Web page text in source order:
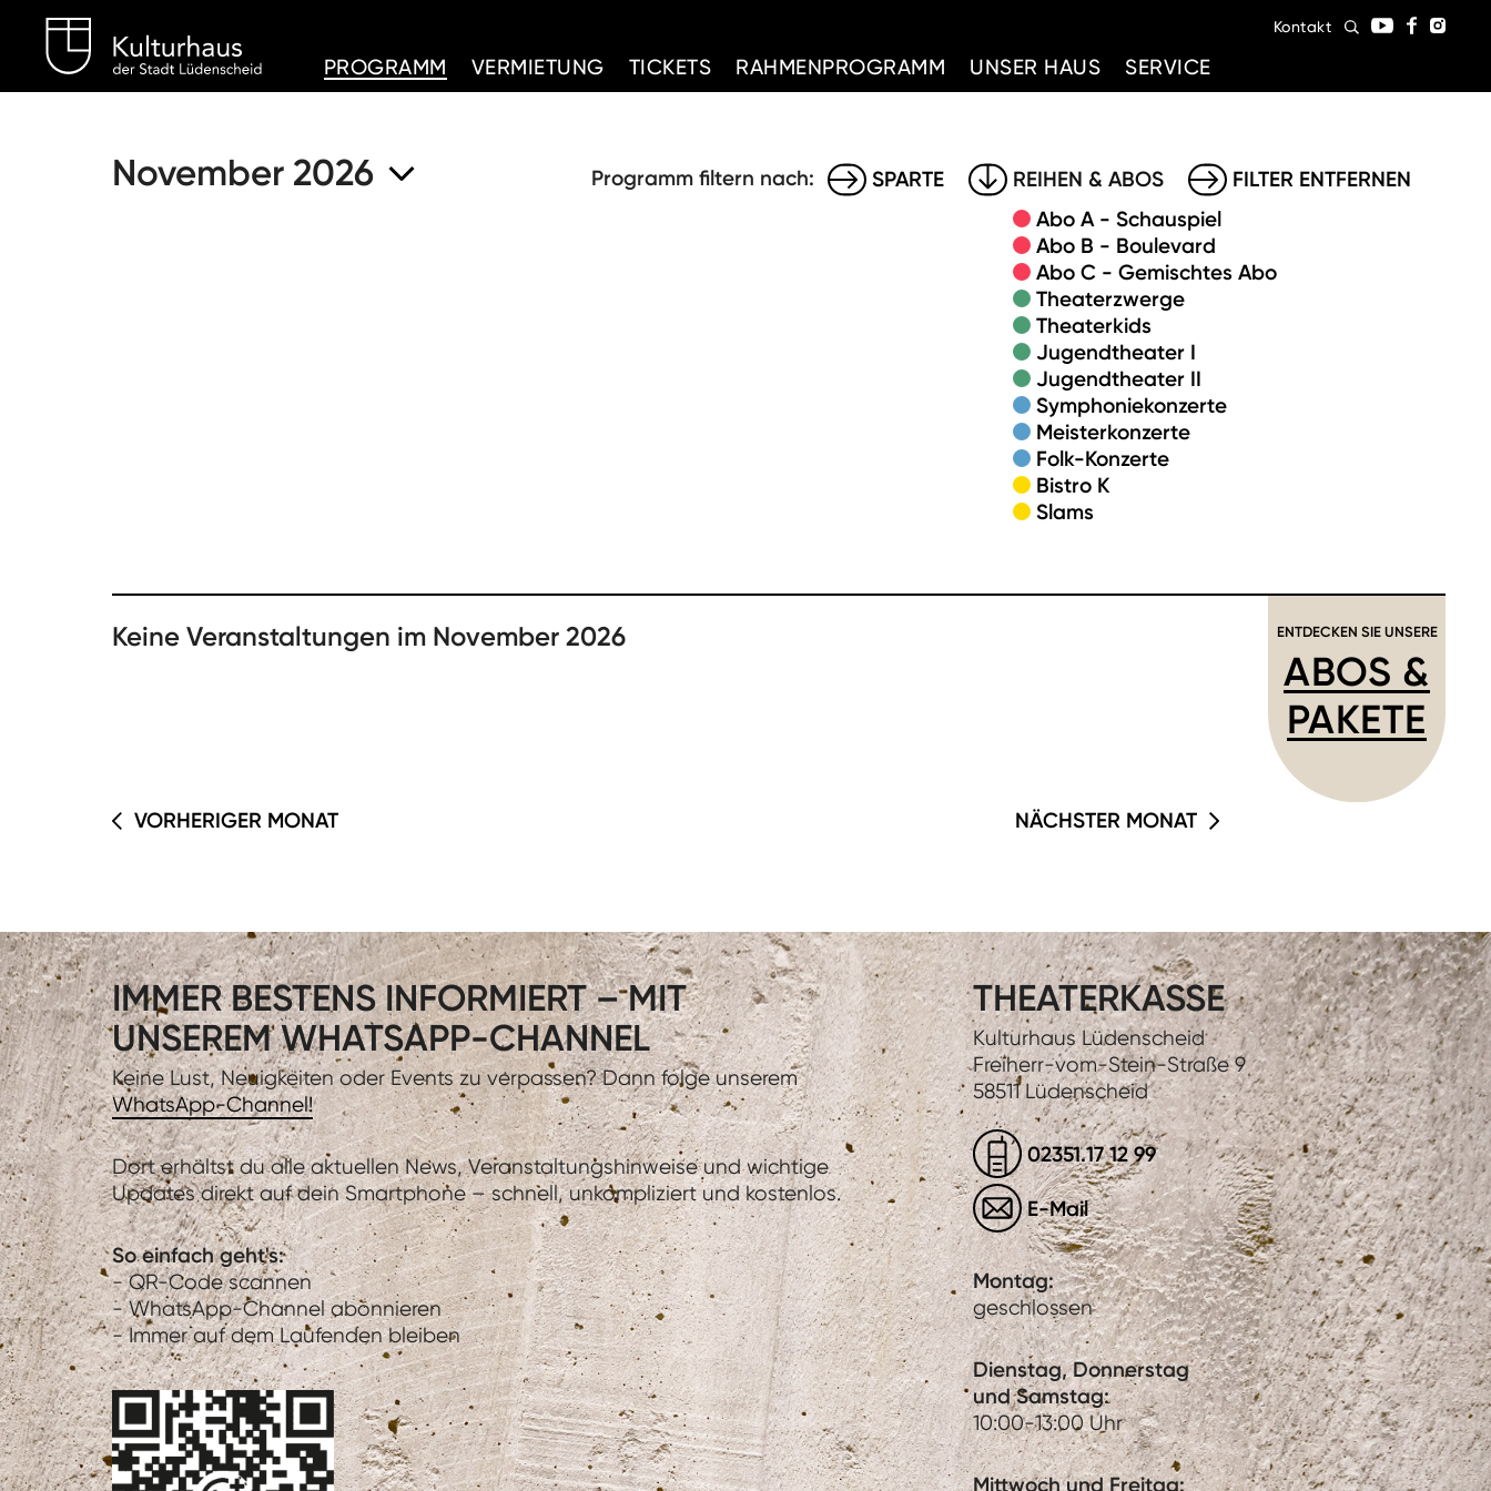
PROGRAMM
VERMIETUNG TICKETS RAHMENPROGRAMM UNSER HAUS SERVICE
Kontakt
November 2026 Programm filtern nach: SPARTE
REIHEN & ABOS
Abo A - Schauspiel
Abo B - Boulevard
Abo C - Gemischtes Abo
Theaterzwerge
Theaterkids
Jugendtheater I
Jugendtheater II
Symphoniekonzerte
Meisterkonzerte
Folk-Konzerte
Bistro K
Slams
FILTER ENTFERNEN
Keine Veranstaltungen im November 2026 ENTDECKEN SIE UNSERE
ABOS &
PAKETE
VORHERIGER MONAT NÄCHSTER MONAT
IMMER BESTENS INFORMIERT – MIT
UNSEREM WHATSAPP-CHANNEL
Keine Lust, Neuigkeiten oder Events zu verpassen? Dann folge unserem
WhatsApp-Channel!
Dort erhältst du alle aktuellen News, Veranstaltungshinweise und wichtige
Updates direkt auf dein Smartphone – schnell, unkompliziert und kostenlos.
So einfach geht's:
- QR-Code scannen
- WhatsApp-Channel abonnieren
- Immer auf dem Laufenden bleiben
THEATERKASSE
Kulturhaus Lüdenscheid
Freiherr-vom-Stein-Straße 9
58511 Lüdenscheid
02351.17 12 99
E-Mail
Montag:
geschlossen
Dienstag, Donnerstag
und Samstag:
10:00-13:00 Uhr
Mittwoch und Freitag: